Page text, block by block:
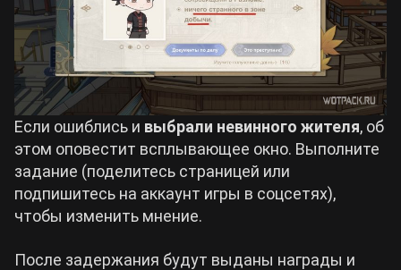
Если ошиблись и выбрали невинного жителя, об
этом оповестит всплывающее окно. Выполните
задание (поделитесь страницей или
подпишитесь на аккаунт игры в соцсетях),
чтобы изменить мнение.
После задержания будут выданы награды и